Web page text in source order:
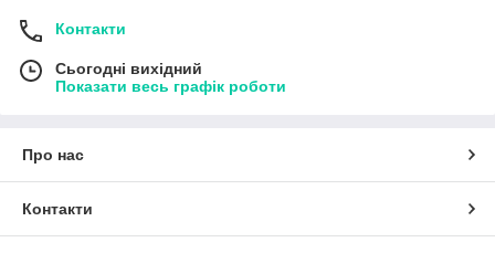
Контакти
Сьогодні вихідний
Показати весь графік роботи
Про нас
Контакти